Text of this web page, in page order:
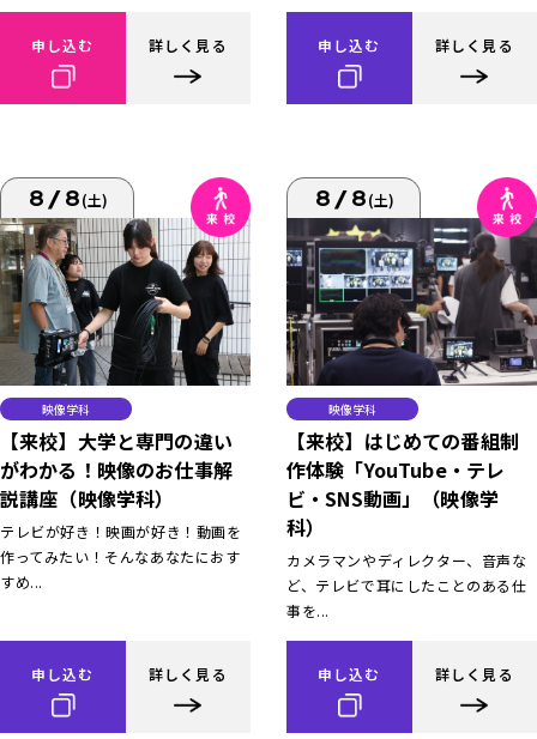
申し込む 詳しく見る 申し込む 詳しく見る
8/8(土)
映像学科
【来校】大学と専門の違い
がわかる！映像のお仕事解
説講座（映像学科）
テレビが好き！映画が好き！動画を
作ってみたい！そんなあなたにおす
すめ...
申し込む 詳しく見る
8/8(土)
映像学科
【来校】はじめての番組制
作体験「YouTube・テレ
ビ・SNS動画」（映像学
科）
カメラマンやディレクター、音声な
ど、テレビで耳にしたことのある仕
事を...
申し込む 詳しく見る